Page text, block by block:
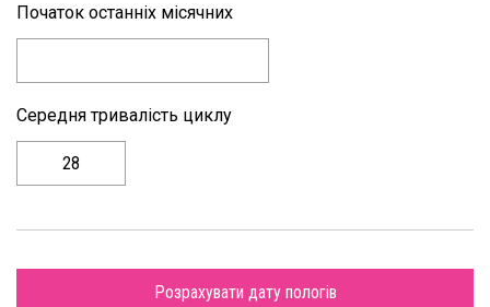
Початок останніх місячних
Середня тривалість циклу
Розрахувати дату пологів